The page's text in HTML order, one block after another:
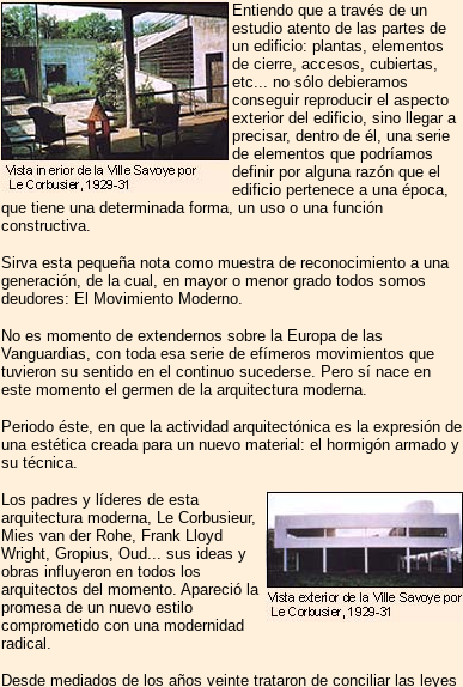
Entiendo que a través de un
estudio atento de las partes de
un edificio: plantas, elementos
de cierre, accesos, cubiertas,
etc... no sólo debieramos
conseguir reproducir el aspecto
exterior del edificio, sino llegar a
precisar, dentro de él, una serie
de elementos que podríamos
definir por alguna razón que el
edificio pertenece a una época,
que tiene una determinada forma, un uso o una función
constructiva.
Sirva esta pequeña nota como muestra de reconocimiento a una
generación, de la cual, en mayor o menor grado todos somos
deudores: El Movimiento Moderno.
No es momento de extendernos sobre la Europa de las
Vanguardias, con toda esa serie de efímeros movimientos que
tuvieron su sentido en el continuo sucederse. Pero sí nace en
este momento el germen de la arquitectura moderna.
Periodo éste, en que la actividad arquitectónica es la expresión de
una estética creada para un nuevo material: el hormigón armado y
su técnica.
Los padres y líderes de esta
arquitectura moderna, Le Corbusieur,
Mies van der Rohe, Frank Lloyd
Wright, Gropius, Oud... sus ideas y
obras influyeron en todos los
arquitectos del momento. Apareció la
promesa de un nuevo estilo
comprometido con una modernidad
radical.
Desde mediados de los años veinte trataron de conciliar las leyes